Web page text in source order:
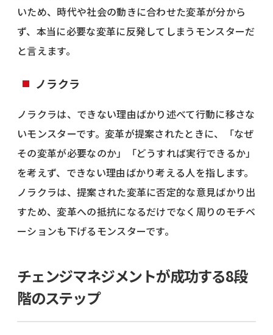
いため、時代や社会の動きに合わせた変革が分から
ず、本当に必要な変革に反発してしまうモンスターだ
と言えます。
ノラクラ
ノラクラは、できない理由ばかり述べて行動に移さな
いモンスターです。変革が提案されたときに、「なぜ
その変革が必要なのか」「どうすれば実行できるか」
を考えず、できない理由ばかり考える人を指します。
ノラクラは、提案された変革に否定的な意見ばかり出
すため、変革への抵抗になるだけでなく周りのモチベ
ーションも下げるモンスターです。
チェンジマネジメントが成功する8段
階のステップ